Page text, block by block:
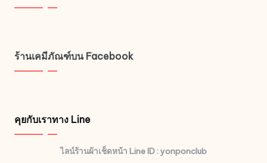
ร้านเคมีภัณฑ์บน Facebook
คุยกับเราทาง Line
ไลน์ร้านผ้าเช็ดหน้า Line ID : yonponclub